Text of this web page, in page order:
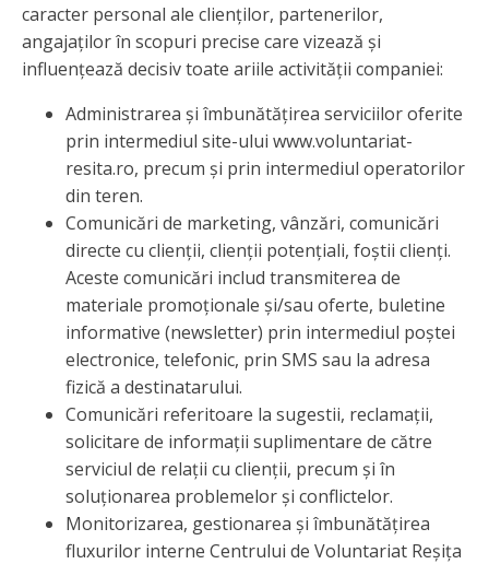
caracter personal ale clienților, partenerilor,
angajaților în scopuri precise care vizează și
influențează decisiv toate ariile activității companiei:
Administrarea și îmbunătățirea serviciilor oferite
prin intermediul site-ului www.voluntariat-
resita.ro, precum și prin intermediul operatorilor
din teren.
Comunicări de marketing, vânzări, comunicări
directe cu clienții, clienții potențiali, foștii clienți.
Aceste comunicări includ transmiterea de
materiale promoționale și/sau oferte, buletine
informative (newsletter) prin intermediul poștei
electronice, telefonic, prin SMS sau la adresa
fizică a destinatarului.
Comunicări referitoare la sugestii, reclamații,
solicitare de informații suplimentare de către
serviciul de relații cu clienții, precum și în
soluționarea problemelor și conflictelor.
Monitorizarea, gestionarea și îmbunătățirea
fluxurilor interne Centrului de Voluntariat Reșița